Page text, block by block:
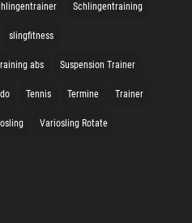
Schlingentraining
slingfitness
abs Suspension Trainer
Tennis Termine Trainer
Variosling Rotate